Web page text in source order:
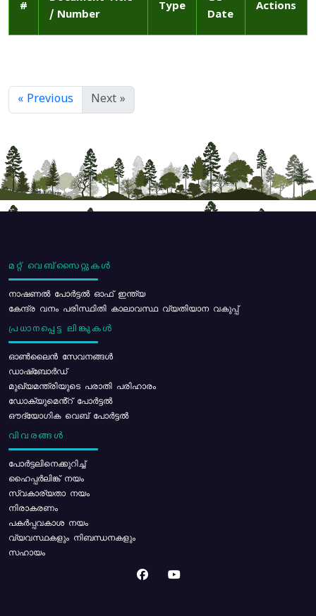
#
/ Number
Type
Date
Actions
« Previous Next »
മറ്റ് വെബ്സൈറ്റുകൾ
നാഷണൽ പോർട്ടൽ ഓഫ് ഇന്ത്യ
കേന്ദ്ര വനം പരിസ്ഥിതി കാലാവസ്ഥ വ്യതിയാന വകുപ്പ്
പ്രധാനപ്പെട്ട ലിങ്കുകൾ
ഓൺലൈൻ സേവനങ്ങൾ
ഡാഷ്ബോർഡ്
മുഖ്യമന്ത്രിയുടെ പരാതി പരിഹാരം
ഡോക്യുമെൻ്റ് പോർട്ടൽ
ഔദ്യോഗിക വെബ് പോർട്ടൽ
വിവരങ്ങൾ
പോര്‍ട്ടലിനെക്കുറിച്ച്
ഹൈപ്പർലിങ്ക് നയം
സ്വകാര്യതാ നയം
നിരാകരണം
പകർപ്പവകാശ നയം
വ്യവസ്ഥകളും നിബന്ധനകളും
സഹായം